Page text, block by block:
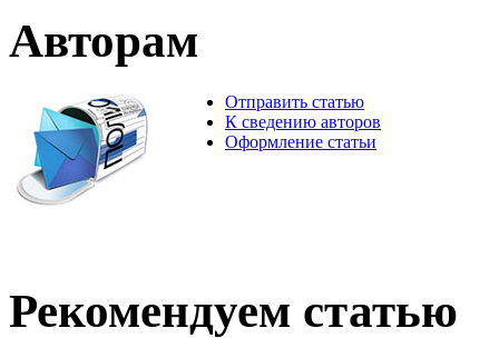
Авторам
Отправить статью
К сведению авторов
Оформление статьи
Рекомендуем статью